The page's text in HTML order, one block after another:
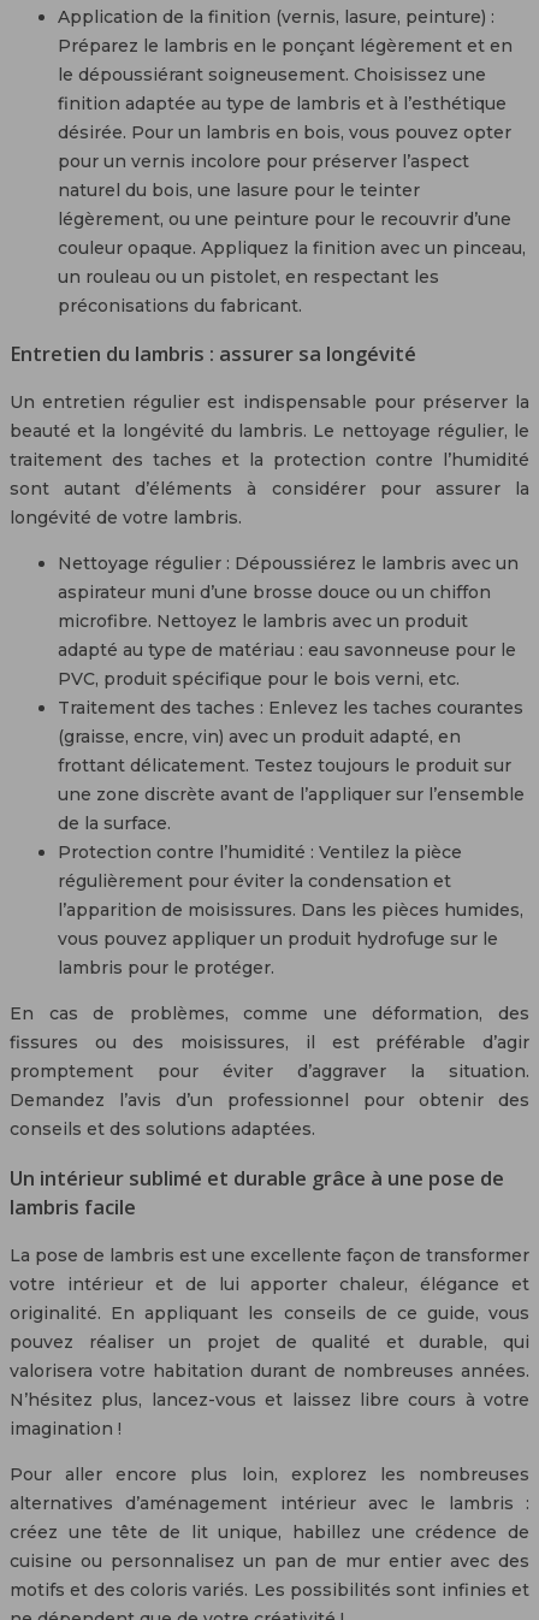
Application de la finition (vernis, lasure, peinture) :
Préparez le lambris en le ponçant légèrement et en
le dépoussiérant soigneusement. Choisissez une
finition adaptée au type de lambris et à l’esthétique
désirée. Pour un lambris en bois, vous pouvez opter
pour un vernis incolore pour préserver l’aspect
naturel du bois, une lasure pour le teinter
légèrement, ou une peinture pour le recouvrir d’une
couleur opaque. Appliquez la finition avec un pinceau,
un rouleau ou un pistolet, en respectant les
préconisations du fabricant.
Entretien du lambris : assurer sa longévité
Un entretien régulier est indispensable pour préserver la
beauté et la longévité du lambris. Le nettoyage régulier, le
traitement des taches et la protection contre l’humidité
sont autant d’éléments à considérer pour assurer la
longévité de votre lambris.
Nettoyage régulier : Dépoussiérez le lambris avec un
aspirateur muni d’une brosse douce ou un chiffon
microfibre. Nettoyez le lambris avec un produit
adapté au type de matériau : eau savonneuse pour le
PVC, produit spécifique pour le bois verni, etc.
Traitement des taches : Enlevez les taches courantes
(graisse, encre, vin) avec un produit adapté, en
frottant délicatement. Testez toujours le produit sur
une zone discrète avant de l’appliquer sur l’ensemble
de la surface.
Protection contre l’humidité : Ventilez la pièce
régulièrement pour éviter la condensation et
l’apparition de moisissures. Dans les pièces humides,
vous pouvez appliquer un produit hydrofuge sur le
lambris pour le protéger.
En cas de problèmes, comme une déformation, des
fissures ou des moisissures, il est préférable d’agir
promptement pour éviter d’aggraver la situation.
Demandez l’avis d’un professionnel pour obtenir des
conseils et des solutions adaptées.
Un intérieur sublimé et durable grâce à une pose de
lambris facile
La pose de lambris est une excellente façon de transformer
votre intérieur et de lui apporter chaleur, élégance et
originalité. En appliquant les conseils de ce guide, vous
pouvez réaliser un projet de qualité et durable, qui
valorisera votre habitation durant de nombreuses années.
N’hésitez plus, lancez-vous et laissez libre cours à votre
imagination !
Pour aller encore plus loin, explorez les nombreuses
alternatives d’aménagement intérieur avec le lambris :
créez une tête de lit unique, habillez une crédence de
cuisine ou personnalisez un pan de mur entier avec des
motifs et des coloris variés. Les possibilités sont infinies et